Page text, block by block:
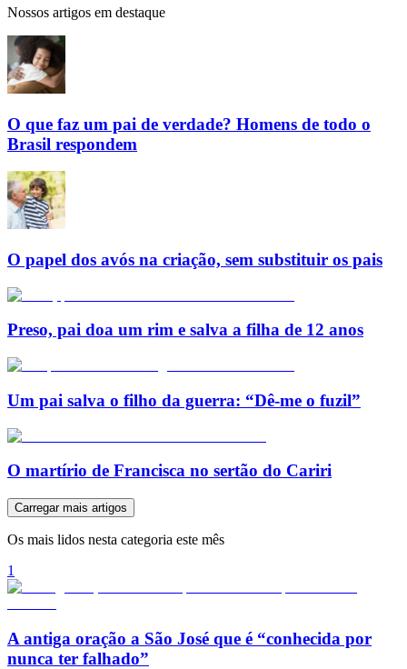
Nossos artigos em destaque
O que faz um pai de verdade? Homens de todo o
Brasil respondem
O papel dos avós na criação, sem substituir os pais
Preso, pai doa um rim e salva a filha de 12 anos
Um pai salva o filho da guerra: “Dê-me o fuzil”
O martírio de Francisca no sertão do Cariri
Carregar mais artigos
Os mais lidos nesta categoria este mês
1
A antiga oração a São José que é “conhecida por
nunca ter falhado”